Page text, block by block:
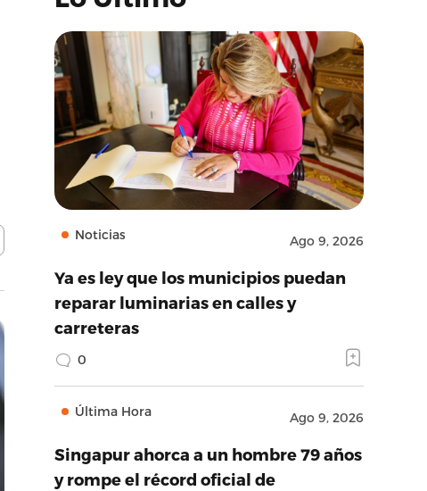
Noticias Ago 9, 2026
Ya es ley que los municipios puedan
reparar luminarias en calles y
carreteras
0
Última Hora Ago 9, 2026
Singapur ahorca a un hombre 79 años
y rompe el récord oficial de